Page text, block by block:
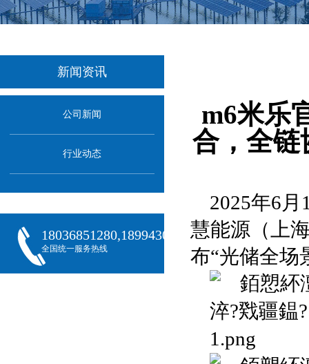
新闻资讯
公司新闻
行业动态
18036851280,18994301288,18068407382
全国统一服务热线
m6米乐
合，全链
2025年6
慧能源（上
布“光储全场